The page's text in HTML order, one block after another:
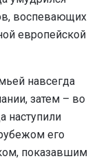
воспевающих
европейской
навсегда
затем – во
наступили
его
показавшим